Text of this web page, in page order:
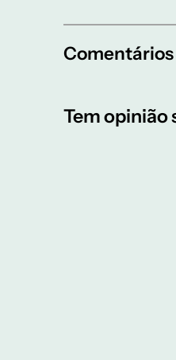
Comentários
Tem opinião